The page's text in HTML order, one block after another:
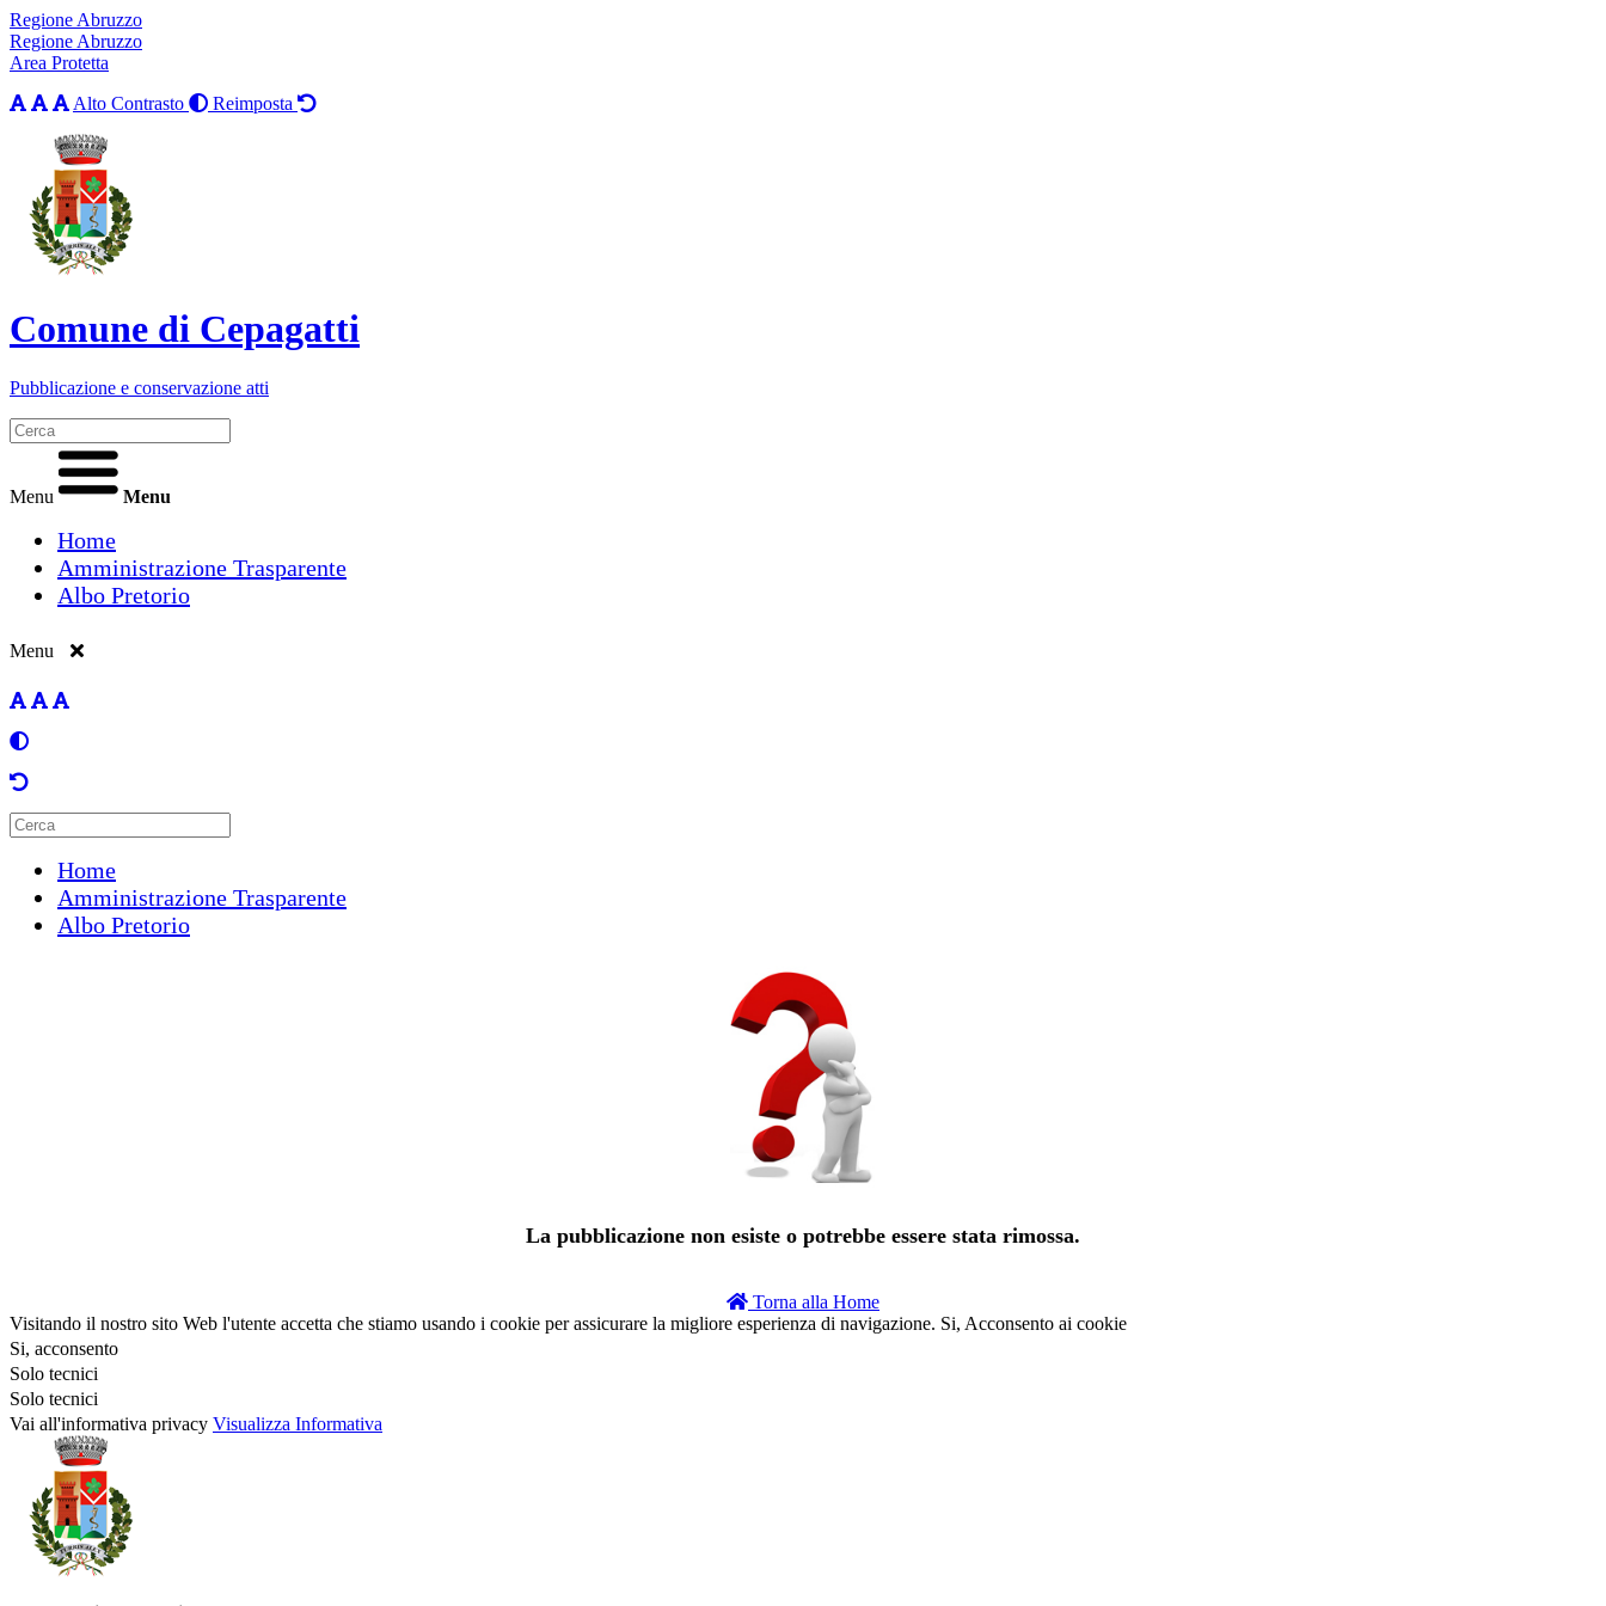
Regione Abruzzo
Regione Abruzzo
Area Protetta
Alto Contrasto
Reimposta
Comune di Cepagatti
Pubblicazione e conservazione atti
Menu Menu
Home
Amministrazione Trasparente
Albo Pretorio
Menu
Home
Amministrazione Trasparente
Albo Pretorio
La pubblicazione non esiste o potrebbe essere stata rimossa.
Torna alla Home
Visitando il nostro sito Web l'utente accetta che stiamo usando i cookie per assicurare la migliore esperienza di navigazione. Si, Acconsento ai cookie
Si, acconsento
Solo tecnici
Solo tecnici
Vai all'informativa privacy Visualizza Informativa